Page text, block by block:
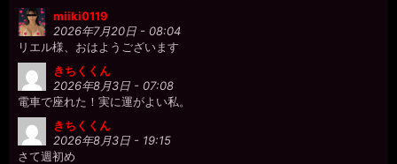
miiki0119
2026年7月20日 - 08:04
リエル様、おはようございます
きちくくん
2026年8月3日 - 07:08
電車で座れた！実に運がよい私。
きちくくん
2026年8月3日 - 19:15
さて週初め